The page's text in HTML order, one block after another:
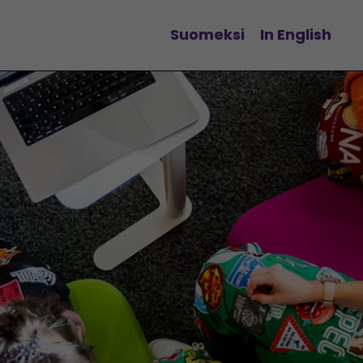
Vaihda kieltä
Suomeksi In English